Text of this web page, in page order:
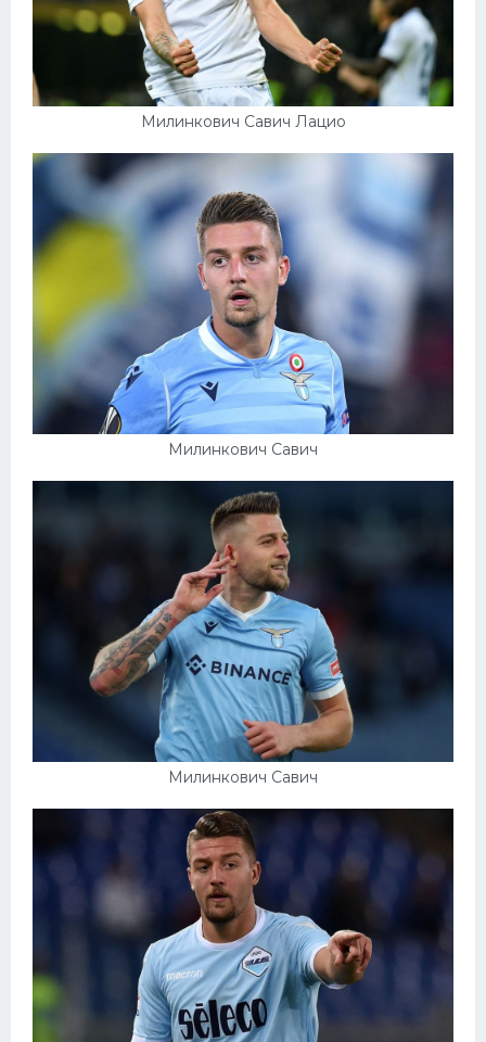
Милинкович Савич Лацио
Милинкович Савич
Милинкович Савич